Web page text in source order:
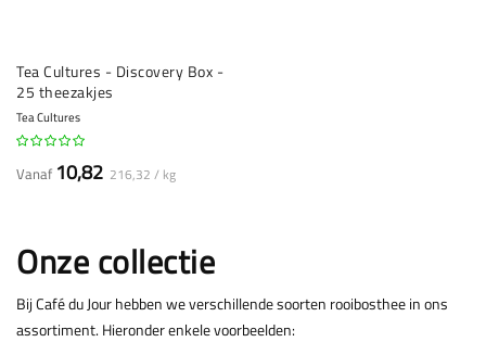
Tea Cultures - Discovery Box -
25 theezakjes
Tea Cultures
Vanaf 10,82 216,32 / kg
Onze collectie
Bij Café du Jour hebben we verschillende soorten rooibosthee in ons
assortiment. Hieronder enkele voorbeelden: